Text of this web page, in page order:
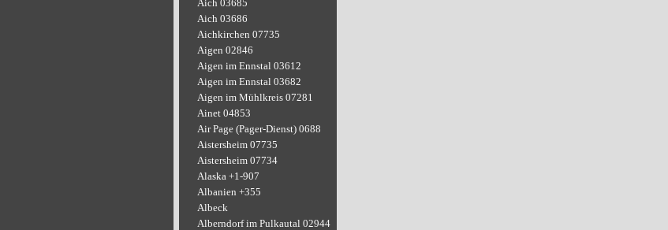
Aich 03685
Aich 03686
Aichkirchen 07735
Aigen 02846
Aigen im Ennstal 03612
Aigen im Ennstal 03682
Aigen im Mühlkreis 07281
Ainet 04853
Air Page (Pager-Dienst) 0688
Aistersheim 07735
Aistersheim 07734
Alaska +1-907
Albanien +355
Albeck
Alberndorf im Pulkautal 02944